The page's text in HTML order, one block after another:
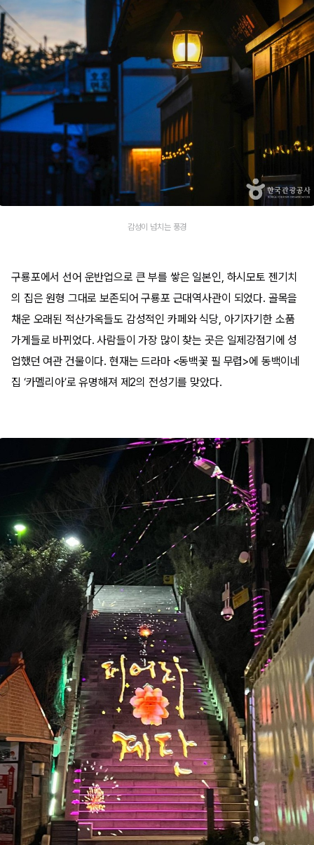
감성이 넘치는 풍경
구룡포에서 선어 운반업으로 큰 부를 쌓은 일본인, 하시모토 젠기치
의 집은 원형 그대로 보존되어 구룡포 근대역사관이 되었다. 골목을
채운 오래된 적산가옥들도 감성적인 카페와 식당, 아기자기한 소품
가게들로 바뀌었다. 사람들이 가장 많이 찾는 곳은 일제강점기에 성
업했던 여관 건물이다. 현재는 드라마 <동백꽃 필 무렵>에 동백이네
집 ‘카멜리아’로 유명해져 제2의 전성기를 맞았다.